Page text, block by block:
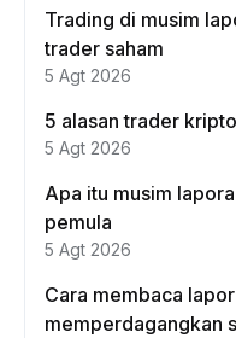
Trading di musim
trader saham
5 Agt 2026
5 alasan trader
5 Agt 2026
Apa itu musim
pemula
5 Agt 2026
Cara membaca
memperdagangkan